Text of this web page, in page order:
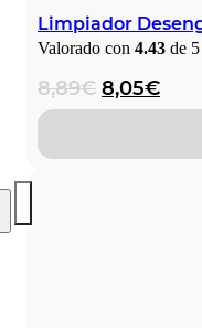
Limpiador
Valorado con 4.43 de 5
8,89€ El
precio
era:
8,05€El
es: